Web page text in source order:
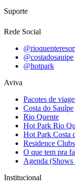
Suporte
Rede Social
@costadosauipe
@hotpark
Aviva
Pacotes de
Costa do Sauípe
Rio Quente
Hot Park Rio
Hot Park Costa
Residence Clubs
O que tem pra
Agenda (Shows
Institucional